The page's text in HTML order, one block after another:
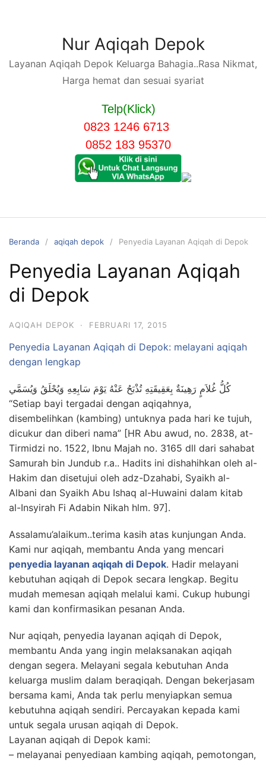
Nur Aqiqah Depok
Layanan Aqiqah Depok Keluarga Bahagia..Rasa Nikmat,
Harga hemat dan sesuai syariat
Telp(Klick)
0823 1246 6713
0852 183 95370
Beranda aqiqah depok Penyedia Layanan Aqiqah di Depok
Penyedia Layanan Aqiqah
di Depok
AQIQAH DEPOK · FEBRUARI 17, 2015
Penyedia Layanan Aqiqah di Depok: melayani aqiqah
dengan lengkap
كُلُّ غُلاَمٍ رَهِينَةٌ بِعَقِيقَتِهِ تُذْبَحُ عَنْهُ يَوْمَ سَابِعِهِ وَيُحْلَقُ وَيُسَمَّي
“Setiap bayi tergadai dengan aqiqahnya,
disembelihkan (kambing) untuknya pada hari ke tujuh,
dicukur dan diberi nama” [HR Abu awud, no. 2838, at-
Tirmidzi no. 1522, Ibnu Majah no. 3165 dll dari sahabat
Samurah bin Jundub r.a.. Hadits ini dishahihkan oleh al-
Hakim dan disetujui oleh adz-Dzahabi, Syaikh al-
Albani dan Syaikh Abu Ishaq al-Huwaini dalam kitab
al-Insyirah Fi Adabin Nikah hlm. 97].
Assalamu’alaikum..terima kasih atas kunjungan Anda.
Kami nur aqiqah, membantu Anda yang mencari
penyedia layanan aqiqah di Depok. Hadir melayani
kebutuhan aqiqah di Depok secara lengkap. Begitu
mudah memesan aqiqah melalui kami. Cukup hubungi
kami dan konfirmasikan pesanan Anda.
Nur aqiqah, penyedia layanan aqiqah di Depok,
membantu Anda yang ingin melaksanakan aqiqah
dengan segera. Melayani segala kebutuhan Anda
keluarga muslim dalam beraqiqah. Dengan bekerjasam
bersama kami, Anda tak perlu menyiapkan semua
kebutuhna aqiqah sendiri. Percayakan kepada kami
untuk segala urusan aqiqah di Depok.
Layanan aqiqah di Depok kami:
– melayanai penyediaan kambing aqiqah, pemotongan,